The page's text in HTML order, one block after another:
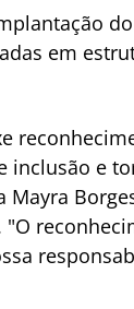
em
inclusão e
Mayra